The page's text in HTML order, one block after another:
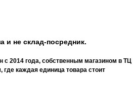
и не склад-посредник.
2014 года, собственным магазином в ТЦ
каждая единица товара стоит